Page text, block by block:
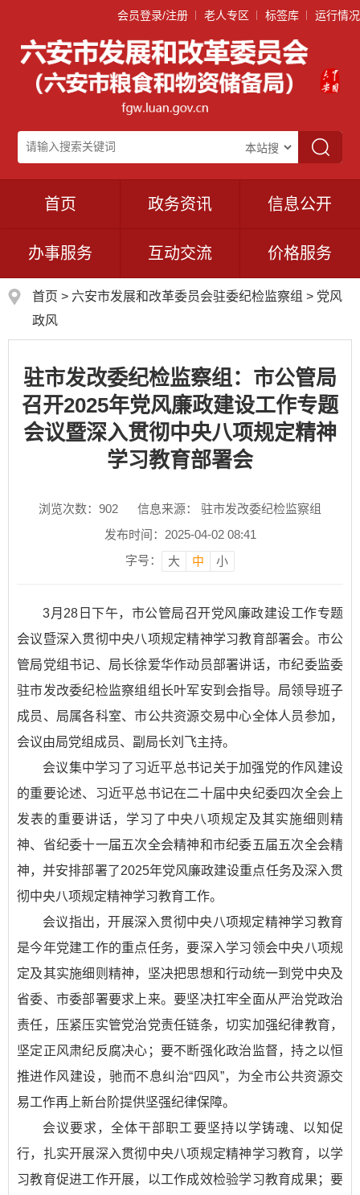
会员登录/注册 老人专区 标签库 运行情况
首页 政务资讯 信息公开
办事服务 互动交流 价格服务
首页 > 六安市发展和改革委员会驻委纪检监察组 > 党风
政风
驻市发改委纪检监察组：市公管局
召开2025年党风廉政建设工作专题
会议暨深入贯彻中央八项规定精神
学习教育部署会
浏览次数： 902
信息来源： 驻市发改委纪检监察组
发布时间：2025-04-02 08:41
字号：
大 中 小
3月28日下午，市公管局召开党风廉政建设工作专题
会议暨深入贯彻中央八项规定精神学习教育部署会。市公
管局党组书记、局长徐爱华作动员部署讲话，市纪委监委
驻市发改委纪检监察组组长叶军安到会指导。局领导班子
成员、局属各科室、市公共资源交易中心全体人员参加，
会议由局党组成员、副局长刘飞主持。
会议集中学习了习近平总书记关于加强党的作风建设
的重要论述、习近平总书记在二十届中央纪委四次全会上
发表的重要讲话，学习了中央八项规定及其实施细则精
神、省纪委十一届五次全会精神和市纪委五届五次全会精
神，并安排部署了2025年党风廉政建设重点任务及深入贯
彻中央八项规定精神学习教育工作。
会议指出，开展深入贯彻中央八项规定精神学习教育
是今年党建工作的重点任务，要深入学习领会中央八项规
定及其实施细则精神，坚决把思想和行动统一到党中央及
省委、市委部署要求上来。要坚决扛牢全面从严治党政治
责任，压紧压实管党治党责任链条，切实加强纪律教育，
坚定正风肃纪反腐决心；要不断强化政治监督，持之以恒
推进作风建设，驰而不息纠治“四风”，为全市公共资源交
易工作再上新台阶提供坚强纪律保障。
会议要求，全体干部职工要坚持以学铸魂、以知促
行，扎实开展深入贯彻中央八项规定精神学习教育，以学
习教育促进工作开展，以工作成效检验学习教育成果；要